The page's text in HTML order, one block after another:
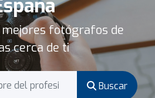
fotógrafos de
cerca de ti
Buscar